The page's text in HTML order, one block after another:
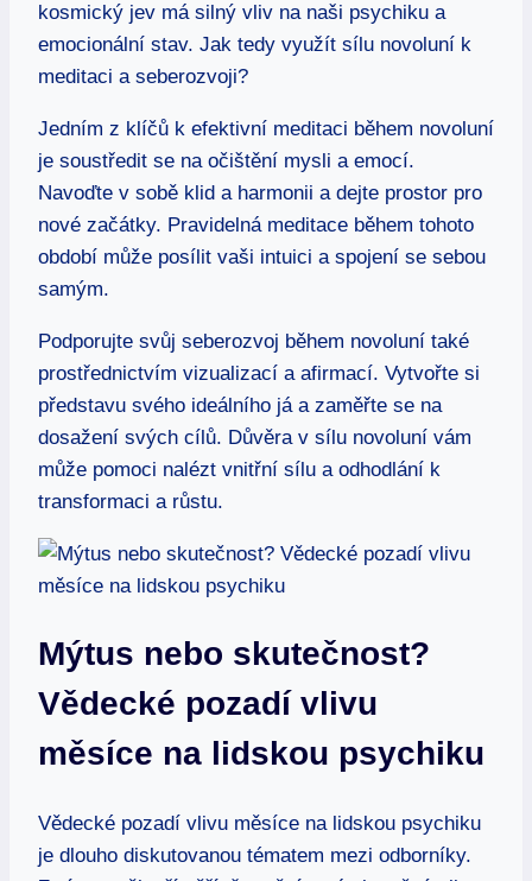
kosmický jev má silný vliv na naši psychiku a
emocionální stav. Jak tedy využít sílu novoluní k
meditaci a seberozvoji?
Jedním z klíčů k efektivní meditaci během novoluní
je soustředit se na očištění mysli a emocí.
Navoďte v sobě klid a harmonii a dejte prostor pro
nové začátky. Pravidelná meditace během tohoto
období může posílit vaši intuici a spojení se sebou
samým.
Podporujte svůj seberozvoj během novoluní také
prostřednictvím vizualizací a afirmací. Vytvořte si
představu svého ideálního já a zaměřte se na
dosažení svých cílů. Důvěra v sílu novoluní vám
může pomoci nalézt vnitřní sílu a odhodlání k
transformaci a růstu.
Mýtus nebo skutečnost?
Vědecké pozadí vlivu
měsíce na lidskou psychiku
Vědecké pozadí vlivu měsíce na lidskou psychiku
je dlouho diskutovanou tématem mezi odborníky.